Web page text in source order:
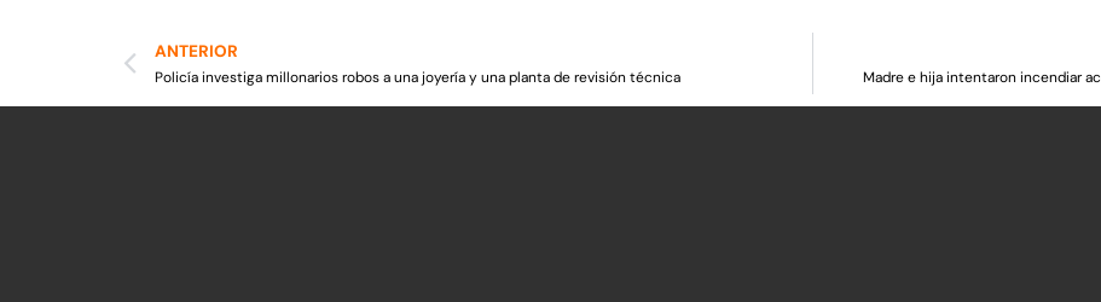
ANTERIOR
Policía investiga millonarios robos a una joyería y una planta de revisión técnica Madre e hija intentaron incendiar